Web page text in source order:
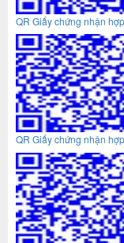
QR Giấy chứng nhận
QR Giấy chứng nhận